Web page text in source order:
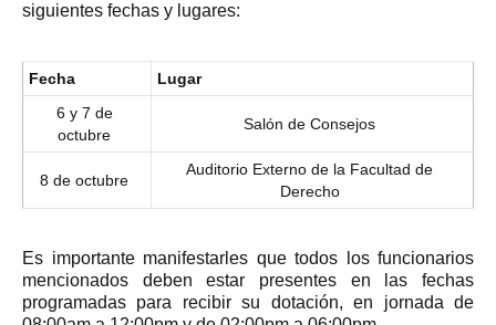
siguientes fechas y lugares:
Fecha
Lugar
6 y 7 de
octubre
Salón de Consejos
8 de octubre
Auditorio Externo de la Facultad de
Derecho
Es importante manifestarles que todos los funcionarios
mencionados deben estar presentes en las fechas
programadas para recibir su dotación, en jornada de